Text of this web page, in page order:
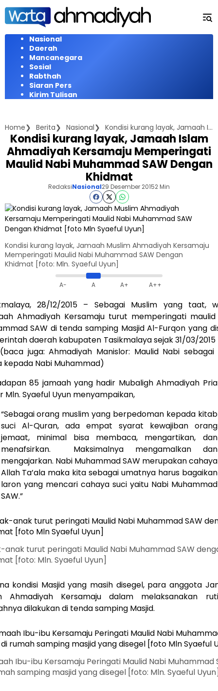
Langsung
konten
Nasional
Daerah
Mancanegara
Sosial
Rabthah
Siaran Pers
Kirim Tulisan
Home Berita Nasional Kondisi kurang layak, Jamaah Islam Ahmadiyah Kersamaju Memperingati Maulid Nabi Muhammad SAW Dengan Khidmat
Kondisi kurang layak, Jamaah Islam
Ahmadiyah Kersamaju Memperingati
Maulid Nabi Muhammad SAW Dengan
Khidmat
RedaksiNasional29 Desember 20152 Min
Kondisi kurang layak, Jamaah Muslim Ahmadiyah Kersamaju
Memperingati Maulid Nabi Muhammad SAW Dengan
Khidmat [foto: Mln. Syaeful Uyun]
A- A A+ A++
28/12/2015 – Sebagai Muslim yang taat,
Ahmadiyah Kersamaju turut memperingati maulid
SAW di tenda samping Masjid Al-Furqon yang
daerah kabupaten Tasikmalaya sejak 31/03/2015
juga:Ahmadiyah Manislor: Maulid Nabi sebagai
kepada Nabi Muhammad)
85 jamaah yang hadir Mubaligh Ahmadiyah
Mln. Syaeful Uyun menyampaikan,
“Sebagai orang muslim yang berpedoman kepada kitab
suci Al-Quran, ada empat syarat kewajiban orang
jemaat, minimal bisa membaca, mengartikan, dan
menafsirkan. Maksimalnya mengamalkan dan
mengajarkan. Nabi Muhammad SAW merupakan cahaya
Allah Ta’ala maka kita sebagai umatnya harus bagaikan
laron yang mencari cahaya suci yaitu Nabi Muhammad
SAW.”
anak turut peringati Maulid Nabi Muhammad SAW
[foto: Mln. Syaeful Uyun]
kondisi Masjid yang masih disegel, para anggota
Ahmadiyah Kersamaju dalam melaksanakan
dilakukan di tenda samping Masjid.
Ibu-ibu Kersamaju Peringati Maulid Nabi Muhammad
samping masjid yang disegel [foto: Mln. Syaeful